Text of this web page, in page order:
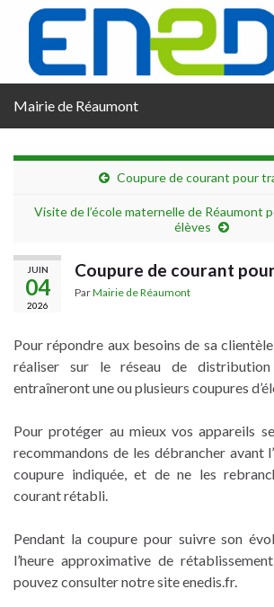
Mairie de Réaumont
Coupure de courant pour
Visite de l’école maternelle de Réaumont
élèves
JUIN
04
2026
Coupure de courant
ParMairie de Réaumont
Pour répondre aux besoins de sa
réaliser sur le réseau de
entraîneront une ou plusieurs coupures
Pour protéger au mieux vos appareils
recommandons de les débrancher avant
coupure indiquée, et de ne les
courant rétabli.
Pendant la coupure pour suivre son
l’heure approximative de
pouvez consulter notre site enedis.fr.